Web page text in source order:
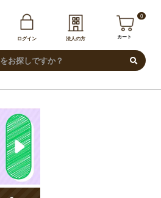
ログイン 法人の方
0
カート